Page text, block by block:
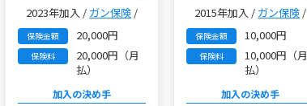
2023年加入 / ガン保険 /
保険金額 20,000円
保険料
20,000円（月
払）
加入の決め手
2015年加入 / ガン保険 /
保険金額 10,000円
保険料
10,000円（月
払）
加入の決め手